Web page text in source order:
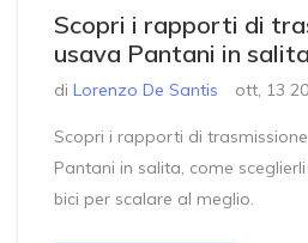
Scopri i rapporti di
usava Pantani in salita
di Lorenzo De Santis ott, 13
Scopri i rapporti di
Pantani in salita, come
bici per scalare al meglio.